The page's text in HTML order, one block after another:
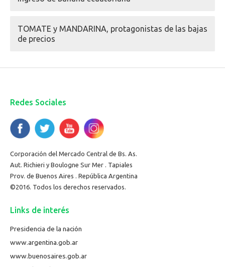
TOMATE y MANDARINA, protagonistas de las bajas
de precios
Redes Sociales
Corporación del Mercado Central de Bs. As.
Aut. Richieri y Boulogne Sur Mer . Tapiales
Prov. de Buenos Aires . República Argentina
©2016. Todos los derechos reservados.
Links de interés
Presidencia de la nación
www.argentina.gob.ar
www.buenosaires.gob.ar